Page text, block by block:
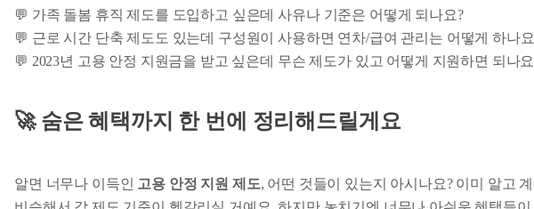
💬 가족 돌봄 휴직 제도를 도입하고 싶은데 사유나 기준은 어떻게 되나요?
💬 근로 시간 단축 제도도 있는데 구성원이 사용하면 연차/급여 관리는 어떻게 하나
💬 2023년 고용 안정 지원금을 받고 싶은데 무슨 제도가 있고 어떻게 지원하면 되나
🚀 숨은 혜택까지 한 번에 정리해드릴게요
알면 너무나 이득인 고용 안정 지원 제도, 어떤 것들이 있는지 아시나요? 이미 알고